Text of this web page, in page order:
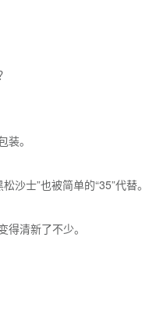
。
沙士”也被简单的“35”代替。
清新了不少。